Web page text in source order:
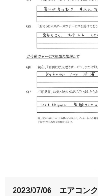
2023/07/06 エアコン